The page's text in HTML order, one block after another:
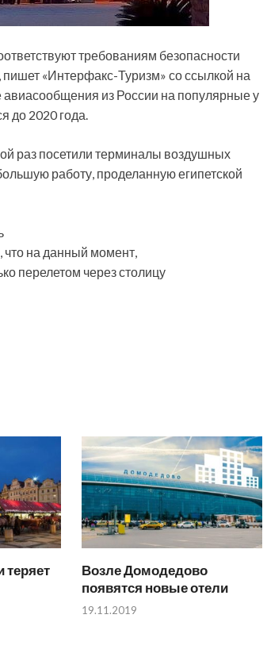
требованиям безопасности
пишет «Интерфакс-Туризм» со ссылкой на
из России на популярные у
до 2020 года.
раз посетили терминалы воздушных
работу, проделанную египетской
что на данный момент,
перелетом через столицу
теряет
Возле Домодедово
появятся новые отели
19.11.2019